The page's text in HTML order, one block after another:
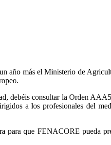
año más el Ministerio de
debéis consultar la Orden
a los profesionales del
para que FENACORE pueda